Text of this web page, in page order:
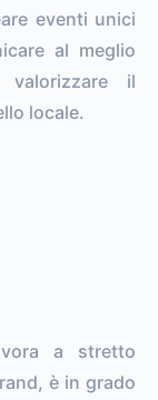
eventi unici
al meglio
il
locale.
a stretto
è in grado